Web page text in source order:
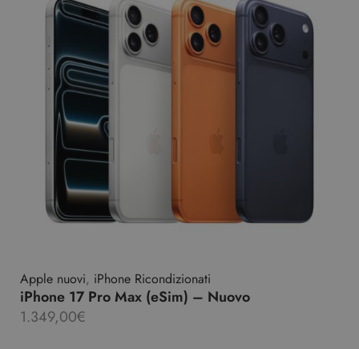
Apple nuovi, iPhone Ricondizionati
iPhone 17 Pro Max (eSim) – Nuovo
1.349,00€